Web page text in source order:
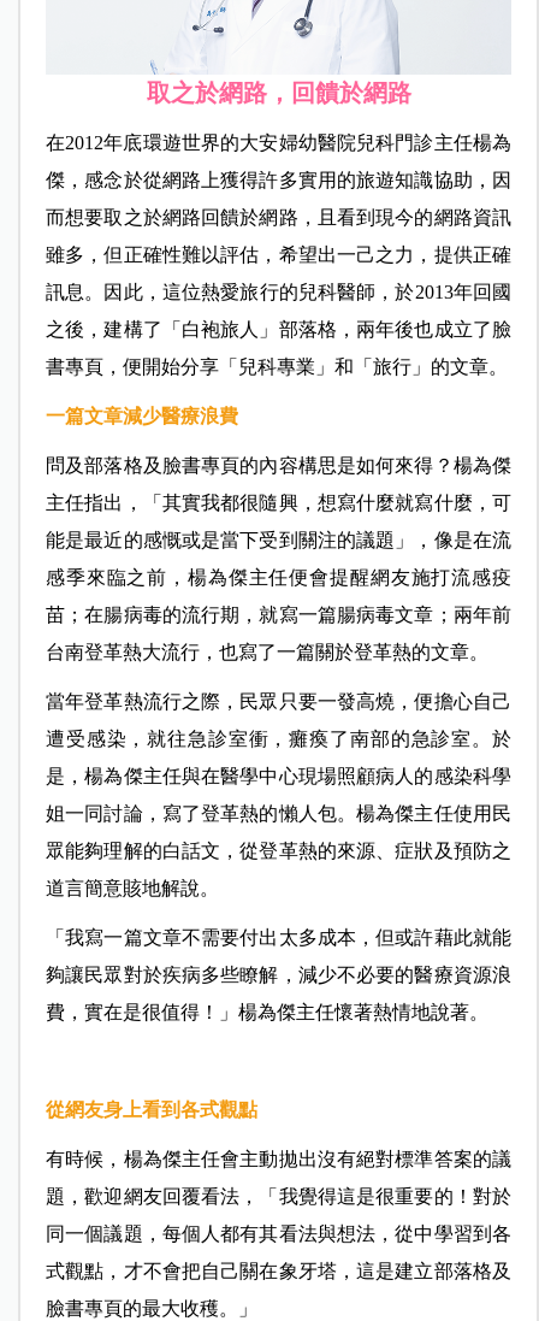
取之於網路，回饋於網路
在2012年底環遊世界的大安婦幼醫院兒科門診主任楊為
傑，感念於從網路上獲得許多實用的旅遊知識協助，因
而想要取之於網路回饋於網路，且看到現今的網路資訊
雖多，但正確性難以評估，希望出一己之力，提供正確
訊息。因此，這位熱愛旅行的兒科醫師，於2013年回國
之後，建構了「白袍旅人」部落格，兩年後也成立了臉
書專頁，便開始分享「兒科專業」和「旅行」的文章。
一篇文章減少醫療浪費
問及部落格及臉書專頁的內容構思是如何來得？楊為傑
主任指出，「其實我都很隨興，想寫什麼就寫什麼，可
能是最近的感慨或是當下受到關注的議題」，像是在流
感季來臨之前，楊為傑主任便會提醒網友施打流感疫
苗；在腸病毒的流行期，就寫一篇腸病毒文章；兩年前
台南登革熱大流行，也寫了一篇關於登革熱的文章。
當年登革熱流行之際，民眾只要一發高燒，便擔心自己
遭受感染，就往急診室衝，癱瘓了南部的急診室。於
是，楊為傑主任與在醫學中心現場照顧病人的感染科學
姐一同討論，寫了登革熱的懶人包。楊為傑主任使用民
眾能夠理解的白話文，從登革熱的來源、症狀及預防之
道言簡意賅地解說。
「我寫一篇文章不需要付出太多成本，但或許藉此就能
夠讓民眾對於疾病多些瞭解，減少不必要的醫療資源浪
費，實在是很值得！」楊為傑主任懷著熱情地說著。
從網友身上看到各式觀點
有時候，楊為傑主任會主動拋出沒有絕對標準答案的議
題，歡迎網友回覆看法，「我覺得這是很重要的！對於
同一個議題，每個人都有其看法與想法，從中學習到各
式觀點，才不會把自己關在象牙塔，這是建立部落格及
臉書專頁的最大收穫。」